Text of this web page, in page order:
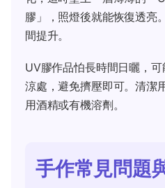
膠」，照燈後就能恢復透亮
間提升。
UV膠作品怕長時間日曬，
涼處，避免擠壓即可。清潔
用酒精或有機溶劑。
手作常見問題